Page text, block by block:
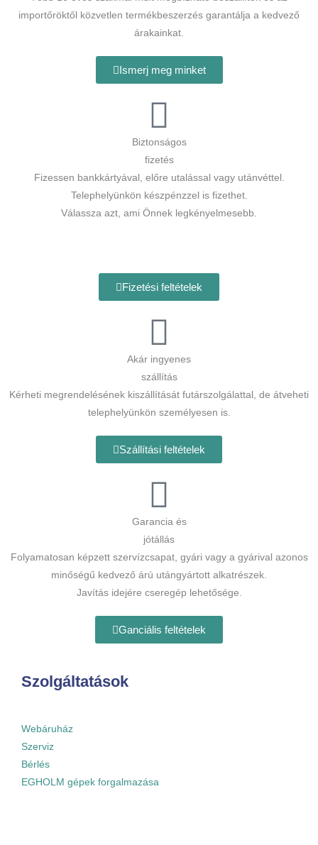
importőröktől közvetlen termékbeszerzés garantálja a kedvező
árakainkat.
Ismerj meg minket
Biztonságos
fizetés
Fizessen bankkártyával, előre utalással vagy utánvéttel.
Telephelyünkön készpénzzel is fizethet.
Válassza azt, ami Önnek legkényelmesebb.
Fizetési feltételek
Akár ingyenes
szállítás
Kérheti megrendelésének kiszállítását futárszolgálattal, de átveheti
telephelyünkön személyesen is.
Szállítási feltételek
Garancia és
jótállás
Folyamatosan képzett szervízcsapat, gyári vagy a gyárival azonos
minőségű kedvező árú utángyártott alkatrészek.
Javítás idejére cseregép lehetősége.
Ganciális feltételek
Szolgáltatások
Webáruház
Szerviz
Bérlés
EGHOLM gépek forgalmazása